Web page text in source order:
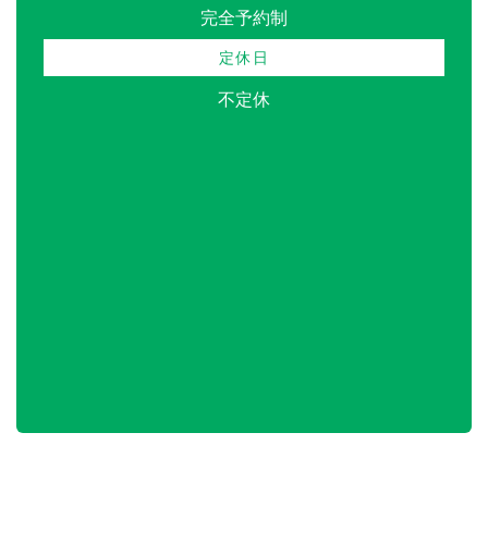
完全予約制
定休日
不定休